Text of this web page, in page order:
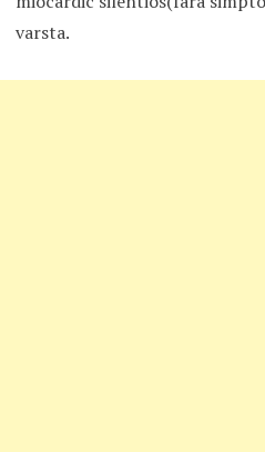
varsta.